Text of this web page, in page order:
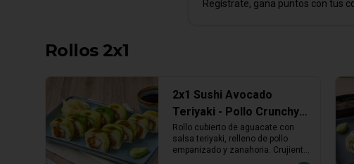
Regístrate, gana puntos con tus
Rollos 2x1
2x1 Sushi Avocado
Teriyaki - Pollo Crunchy,
Aguacate y Zanahoria
Rollo cubierto de aguacate con
salsa teriyaki, relleno de pollo
empanizado y zanahoria. Crujiente,